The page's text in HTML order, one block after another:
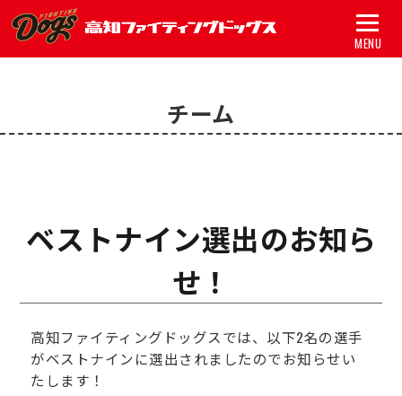
チーム
ベストナイン選出のお知ら
せ！
高知ファイティングドッグスでは、以下2名の選手
がベストナインに選出されましたのでお知らせい
たします！
MENU
試合
アカデミー
初心者ガイド
新着情報